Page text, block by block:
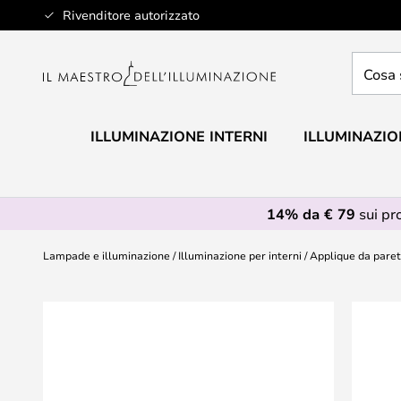
Rivenditore autorizzato
Salta
al
stai
ILLUMINAZIONE INTERNI
14% da € 79 sui
Lampade e illuminazione Illuminazione per interni Applique da